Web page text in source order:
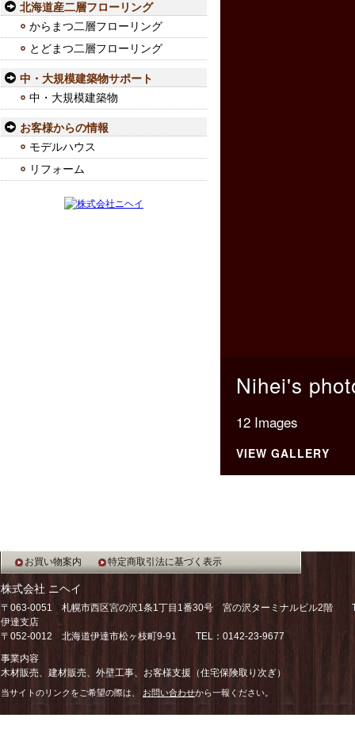
北海道産二層フローリング
からまつ二層フローリング
とどまつ二層フローリング
中・大規模建築物サポート
中・大規模建築物
お客様からの情報
モデルハウス
リフォーム
Nihei's
12 Images
VIEW GALLERY
お買い物案内 特定商取引法に基づく表示
株式会社 ニヘイ
〒063-0051 札幌市西区宮の沢1条1丁目1番30号 宮の沢ターミナルビル2階
伊達支店
〒052-0012 北海道伊達市松ヶ枝町9-91 TEL：0142-23-9677
事業内容
木材販売、建材販売、外壁工事、お客様支援（住宅保険取り次ぎ）
当サイトのリンクをご希望の際は、 お問い合わせから一報ください。